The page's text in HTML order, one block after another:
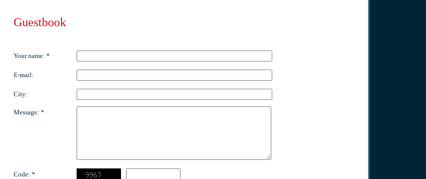
Guestbook
Your name: *
E-mail:
City:
Message: *
Code: *